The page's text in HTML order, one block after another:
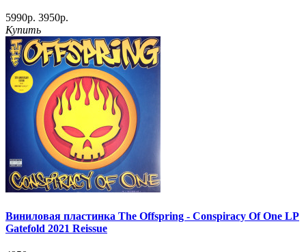
5990р. 3950р.
Купить
Виниловая пластинка The Offspring - Conspiracy Of One LP
Gatefold 2021 Reissue